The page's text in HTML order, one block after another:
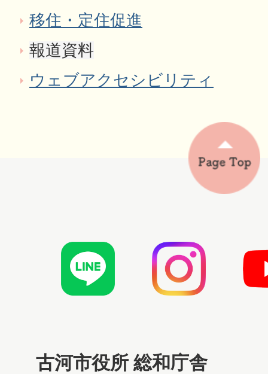
移住・定住促進
報道資料
ウェブアクセシビリティ
古河市役所 総和庁舎